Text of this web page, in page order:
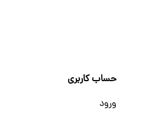
حساب کاربری
ورود